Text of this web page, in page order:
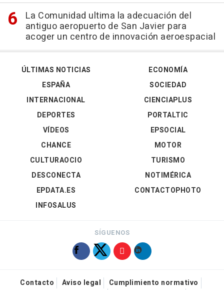
La Comunidad ultima la adecuación del
antiguo aeropuerto de San Javier para
acoger un centro de innovación aeroespacial
ÚLTIMAS NOTICIAS
ESPAÑA
INTERNACIONAL
DEPORTES
VÍDEOS
ECONOMÍA
SOCIEDAD
CIENCIAPLUS
PORTALTIC
EPSOCIAL
CHANCE
CULTURAOCIO
DESCONECTA
EPDATA.ES
INFOSALUS
MOTOR
TURISMO
NOTIMÉRICA
CONTACTOPHOTO
SÍGUENOS
Contacto Aviso legal
Cumplimiento normativo